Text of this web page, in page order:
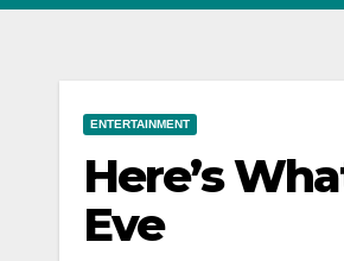
ENTERTAINMENT
Here’s
Eve